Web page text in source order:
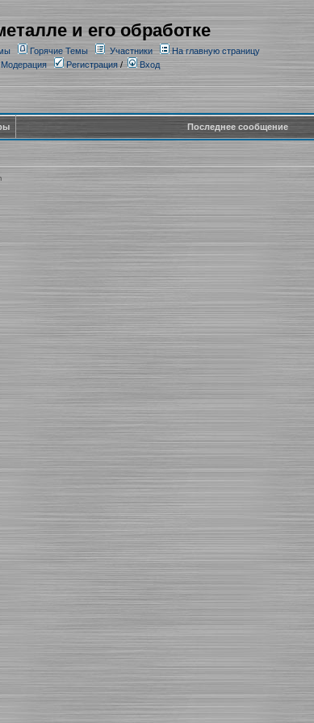
и его обработке
Горячие Темы Участники
На главную страницу
Модерация
Регистрация/ Вход
Последнее сообщение